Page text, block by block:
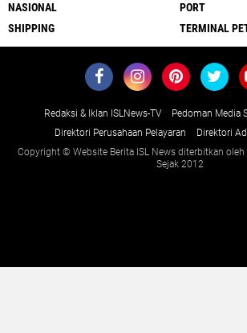
NASIONAL
PORT
SHIPPING
TERMINAL
Redaksi & Iklan ISLNews-TV Pedoman Media
Direktori Perusahaan Pelayaran
Direktori
Copyright © Website Berita ISL News diterbitkan oleh
Sejak 2012